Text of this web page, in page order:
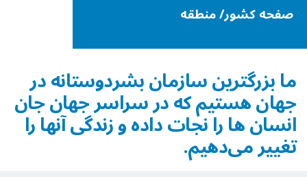
صفحه کشور/ منطقه
ما بزرگترین سازمان بشردوستانه در
جهان هستیم که در سراسر جهان جان
انسان ها را نجات ‌داده و زندگی آنها را
تغییر می‌دهیم.